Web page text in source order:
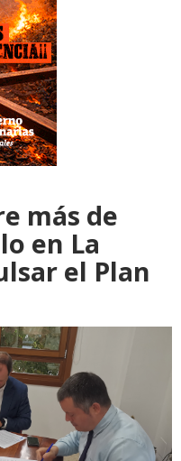
más de
en La
el Plan